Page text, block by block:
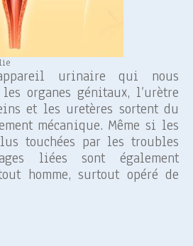
urinaire qui nous
organes génitaux, l’urètre
et les uretères sortent du
mécanique. Même si les
touchées par les troubles
liées sont également
homme, surtout opéré de